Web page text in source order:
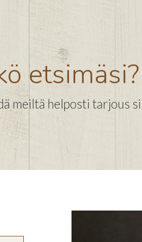
etsimäsi?
meiltä helposti tarjous